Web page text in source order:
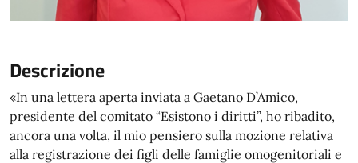
Descrizione
«In una lettera aperta inviata a Gaetano D’Amico,
presidente del comitato “Esistono i diritti”, ho ribadito,
ancora una volta, il mio pensiero sulla mozione relativa
alla registrazione dei figli delle famiglie omogenitoriali e